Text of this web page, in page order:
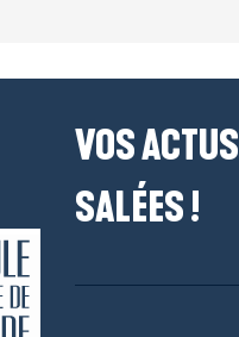
VOS ACTUS
SALÉES !